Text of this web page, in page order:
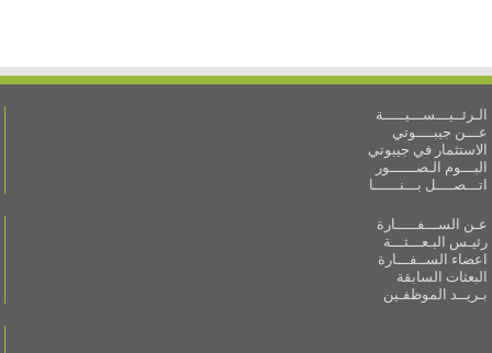
الـرئــيـــســـيـــــة
عـــن جيبــــوتي
الاستثمار في جيبوتي
البـــوم الـصــــــور
اتـــصــــل بـــنــــــا
عـن الســـفـــــارة
رئيـس البـعـــثـــة
اعضاء الســفـــارة
البعثات السابقة
بـريــد الموظفـين